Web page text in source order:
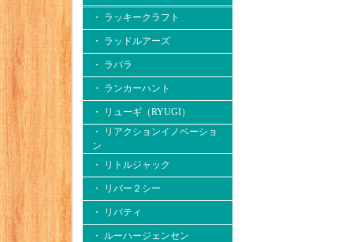
・ ラッキークラフト
・ ラッドルアーズ
・ ラパラ
・ ランカーハント
・ リューギ（RYUGI）
・ リアクションイノベーショ
ン
・ リトルジャック
・ リバー２シー
・ リバティ
・ ルーハージェンセン